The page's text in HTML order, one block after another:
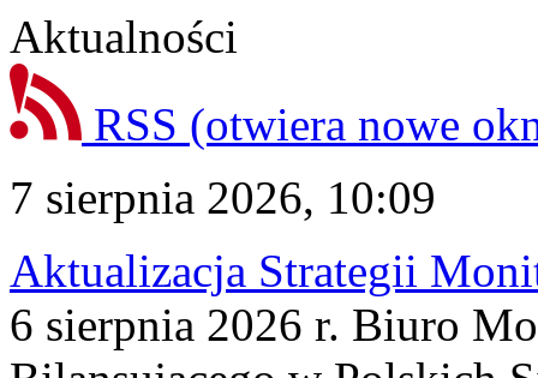
Aktualności
RSS (otwiera nowe
7 sierpnia 2026, 10:09
Aktualizacja Strategii
6 sierpnia 2026 r. Biuro